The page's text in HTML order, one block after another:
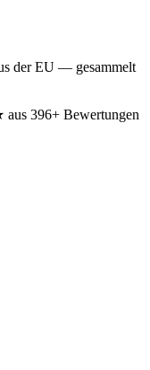
der EU — gesammelt
aus 396+ Bewertungen